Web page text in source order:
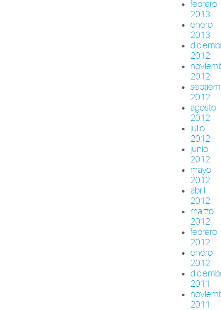
febrero
2013
enero
2013
2012
2012
2012
agosto
2012
julio
2012
junio
2012
mayo
2012
abril
2012
marzo
2012
febrero
2012
enero
2012
2011
2011